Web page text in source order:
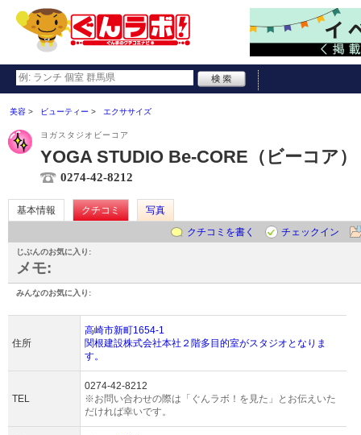
美容 ビューティー エクササイズ
ヨガスタジオビーコア
YOGA STUDIO Be-CORE（ビーコア）
0274-42-8212
基本情報 クチコミ
写真
クチコミを書く
チェックイン
じぶんのお気に入り:
メモ:
みんなのお気に入り:
住所
高崎市新町1654-1
関根建設株式会社本社２階多目的室がスタジオとなりま
す。
TEL
0274-42-8212
※お問い合わせの際は「ぐんラボ！を見た」とお伝えいた
だければ幸いです。